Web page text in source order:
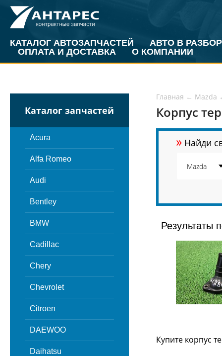
КАТАЛОГ АВТОЗАПЧАСТЕЙ
АВТО В РАЗБОР
ОПЛАТА И ДОСТАВКА
О КОМПАНИИ
Каталог запчастей
Acura
Alfa Romeo
Audi
Bentley
BMW
Cadillac
Chery
Chevrolet
Citroen
DAEWOO
Daihatsu
Главная ← Mazda
Корпус
» Найди
Результаты
Купите корпус